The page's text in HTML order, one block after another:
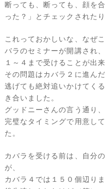
断っても、断っても、顔を
った？」とチェックされたり
これっておかしいな、なぜ
バラのセミナーが開講され、
１～４まで受けることが出来
その問題はカバラ２に進ん
逃げても絶対追いかけてく
き合いました。
グッドニーさんの言う通り
完璧なタイミングで用意し
た。
カバラを受ける前は、自分
が、
カバラ４では１５０個辺り